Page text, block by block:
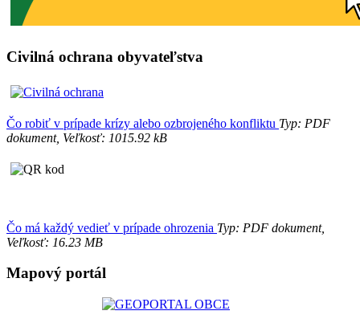
Civilná ochrana obyvateľstva
Čo robiť v prípade krízy alebo ozbrojeného konfliktu Typ: PDF
dokument, Veľkosť: 1015.92 kB
Čo má každý vedieť v prípade ohrozenia Typ: PDF dokument,
Veľkosť: 16.23 MB
Mapový portál